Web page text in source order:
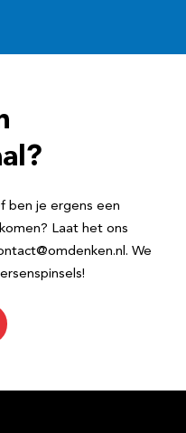
ben je ergens een
Laat het ons
We